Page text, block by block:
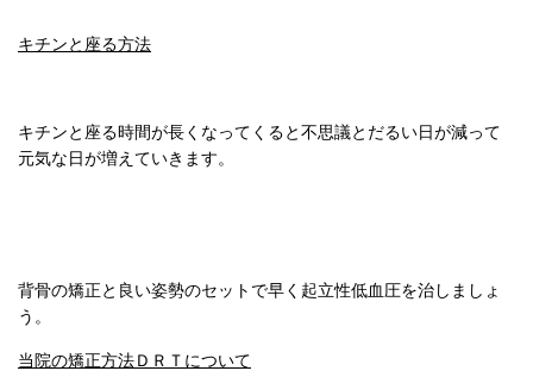
キチンと座る方法
キチンと座る時間が長くなってくると不思議とだるい日が減って
元気な日が増えていきます。
背骨の矯正と良い姿勢のセットで早く起立性低血圧を治しましょ
う。
当院の矯正方法ＤＲＴについて